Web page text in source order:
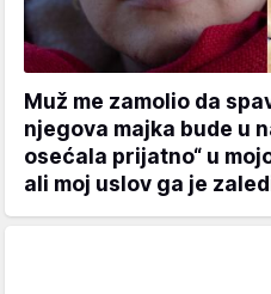
Muž me zamolio da
njegova majka bude u
osećala prijatno“ u
ali moj uslov ga je